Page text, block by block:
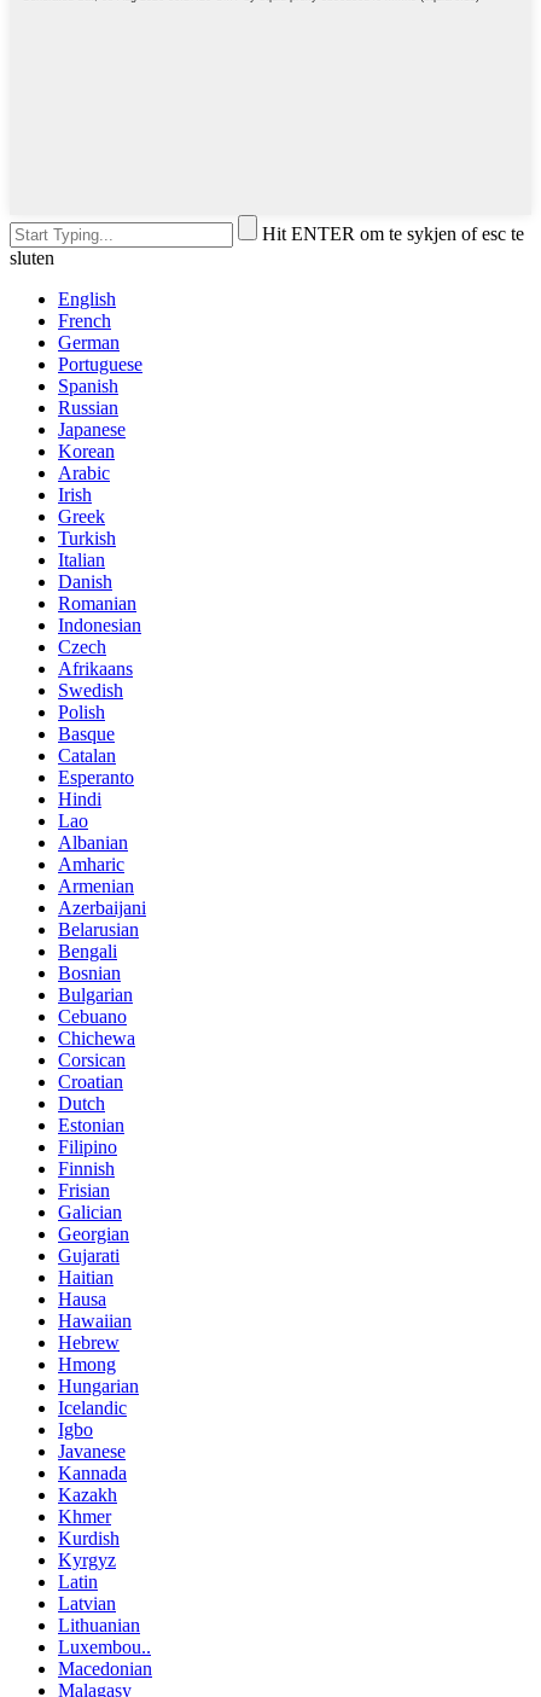
Hit ENTER om te sykjen of esc te
sluten
English
French
German
Portuguese
Spanish
Russian
Japanese
Korean
Arabic
Irish
Greek
Turkish
Italian
Danish
Romanian
Indonesian
Czech
Afrikaans
Swedish
Polish
Basque
Catalan
Esperanto
Hindi
Lao
Albanian
Amharic
Armenian
Azerbaijani
Belarusian
Bengali
Bosnian
Bulgarian
Cebuano
Chichewa
Corsican
Croatian
Dutch
Estonian
Filipino
Finnish
Frisian
Galician
Georgian
Gujarati
Haitian
Hausa
Hawaiian
Hebrew
Hmong
Hungarian
Icelandic
Igbo
Javanese
Kannada
Kazakh
Khmer
Kurdish
Kyrgyz
Latin
Latvian
Lithuanian
Luxembou..
Macedonian
Malagasy